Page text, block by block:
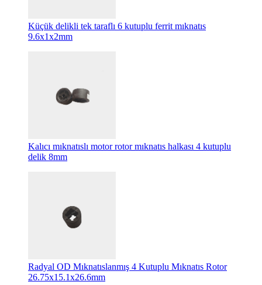
Küçük delikli tek taraflı 6 kutuplu ferrit mıknatıs
9.6x1x2mm
Kalıcı mıknatıslı motor rotor mıknatıs halkası 4 kutuplu
delik 8mm
Radyal OD Mıknatıslanmış 4 Kutuplu Mıknatıs Rotor
26.75x15.1x26.6mm